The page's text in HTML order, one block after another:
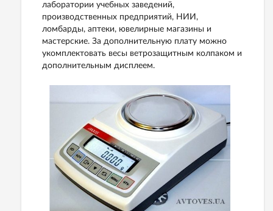
лаборатории учебных заведений,
производственных предприятий, НИИ,
ломбарды, аптеки, ювелирные магазины и
мастерские. За дополнительную плату можно
укомплектовать весы ветрозащитным колпаком и
дополнительным дисплеем.